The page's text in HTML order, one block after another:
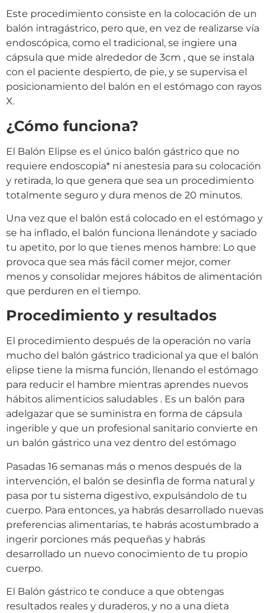
Este procedimiento consiste en la colocación de un
balón intragástrico, pero que, en vez de realizarse vía
endoscópica, como el tradicional, se ingiere una
cápsula que mide alrededor de 3cm , que se instala
con el paciente despierto, de pie, y se supervisa el
posicionamiento del balón en el estómago con rayos
X.
¿Cómo funciona?
El Balón Elipse es el único balón gástrico que no
requiere endoscopia* ni anestesia para su colocación
y retirada, lo que genera que sea un procedimiento
totalmente seguro y dura menos de 20 minutos.
Una vez que el balón está colocado en el estómago y
se ha inflado, el balón funciona llenándote y saciado
tu apetito, por lo que tienes menos hambre: Lo que
provoca que sea más fácil comer mejor, comer
menos y consolidar mejores hábitos de alimentación
que perduren en el tiempo.
Procedimiento y resultados
El procedimiento después de la operación no varía
mucho del balón gástrico tradicional ya que el balón
elipse tiene la misma función, llenando el estómago
para reducir el hambre mientras aprendes nuevos
hábitos alimenticios saludables . Es un balón para
adelgazar que se suministra en forma de cápsula
ingerible y que un profesional sanitario convierte en
un balón gástrico una vez dentro del estómago
Pasadas 16 semanas más o menos después de la
intervención, el balón se desinfla de forma natural y
pasa por tu sistema digestivo, expulsándolo de tu
cuerpo. Para entonces, ya habrás desarrollado nuevas
preferencias alimentarias, te habrás acostumbrado a
ingerir porciones más pequeñas y habrás
desarrollado un nuevo conocimiento de tu propio
cuerpo.
El Balón gástrico te conduce a que obtengas
resultados reales y duraderos, y no a una dieta